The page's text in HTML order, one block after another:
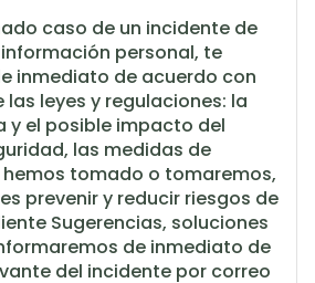
caso de un incidente de
personal, te
inmediato de acuerdo con
leyes y regulaciones: la
y el posible impacto del
las medidas de
tomado o tomaremos,
prevenir y reducir riesgos de
Sugerencias, soluciones
de inmediato de
del incidente por correo